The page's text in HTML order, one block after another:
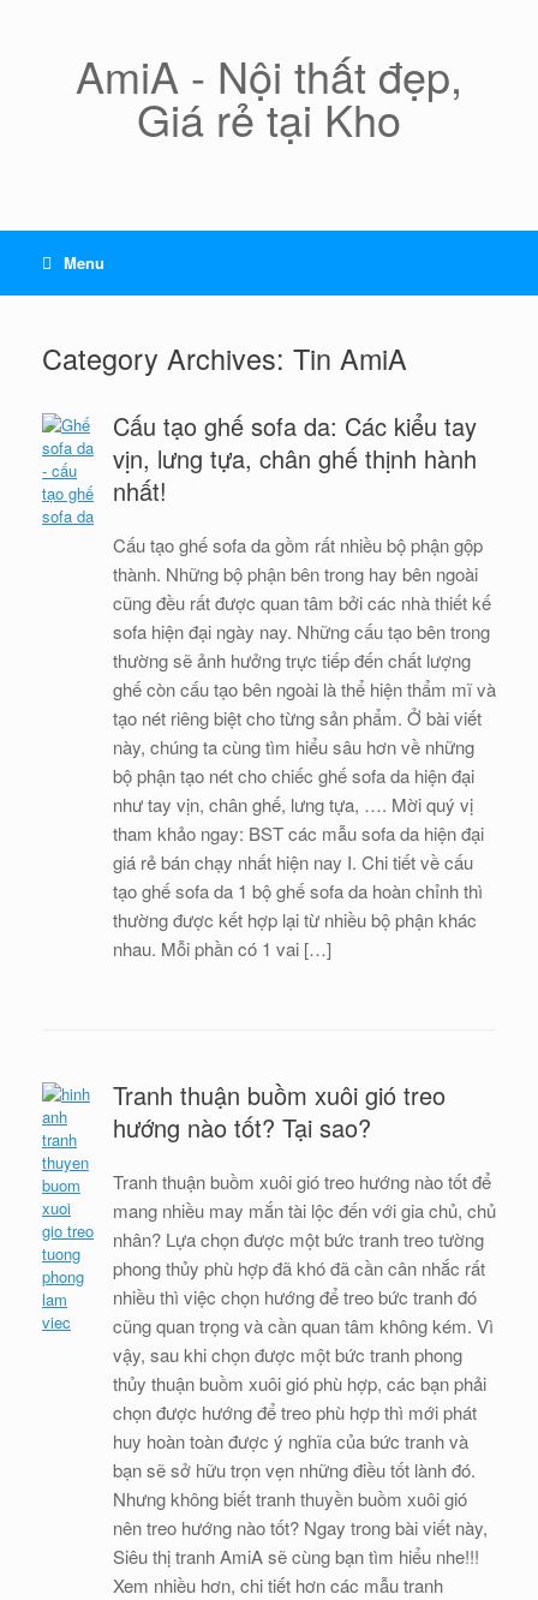
AmiA - Nội thất đẹp,
Giá rẻ tại Kho
Menu
Category Archives: Tin AmiA
Cấu tạo ghế sofa da: Các kiểu tay
vịn, lưng tựa, chân ghế thịnh hành
nhất!
Cấu tạo ghế sofa da gồm rất nhiều bộ phận gộp
thành. Những bộ phận bên trong hay bên ngoài
cũng đều rất được quan tâm bởi các nhà thiết kế
sofa hiện đại ngày nay. Những cấu tạo bên trong
thường sẽ ảnh hưởng trực tiếp đến chất lượng
ghế còn cấu tạo bên ngoài là thể hiện thẩm mĩ và
tạo nét riêng biệt cho từng sản phẩm. Ở bài viết
này, chúng ta cùng tìm hiểu sâu hơn về những
bộ phận tạo nét cho chiếc ghế sofa da hiện đại
như tay vịn, chân ghế, lưng tựa, …. Mời quý vị
tham khảo ngay: BST các mẫu sofa da hiện đại
giá rẻ bán chạy nhất hiện nay I. Chi tiết về cấu
tạo ghế sofa da 1 bộ ghế sofa da hoàn chỉnh thì
thường được kết hợp lại từ nhiều bộ phận khác
nhau. Mỗi phần có 1 vai […]
Tranh thuận buồm xuôi gió treo
hướng nào tốt? Tại sao?
Tranh thuận buồm xuôi gió treo hướng nào tốt để
mang nhiều may mắn tài lộc đến với gia chủ, chủ
nhân? Lựa chọn được một bức tranh treo tường
phong thủy phù hợp đã khó đã cần cân nhắc rất
nhiều thì việc chọn hướng để treo bức tranh đó
cũng quan trọng và cần quan tâm không kém. Vì
vậy, sau khi chọn được một bức tranh phong
thủy thuận buồm xuôi gió phù hợp, các bạn phải
chọn được hướng để treo phù hợp thì mới phát
huy hoàn toàn được ý nghĩa của bức tranh và
bạn sẽ sở hữu trọn vẹn những điều tốt lành đó.
Nhưng không biết tranh thuyền buồm xuôi gió
nên treo hướng nào tốt? Ngay trong bài viết này,
Siêu thị tranh AmiA sẽ cùng bạn tìm hiểu nhe!!!
Xem nhiều hơn, chi tiết hơn các mẫu tranh